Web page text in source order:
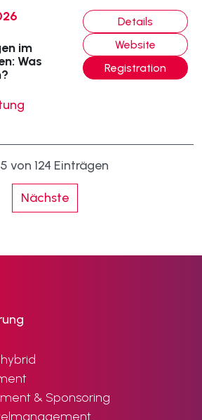
im
Was
Details
Website
Registration
von 124 Einträgen
Nächste
& Sponsoring